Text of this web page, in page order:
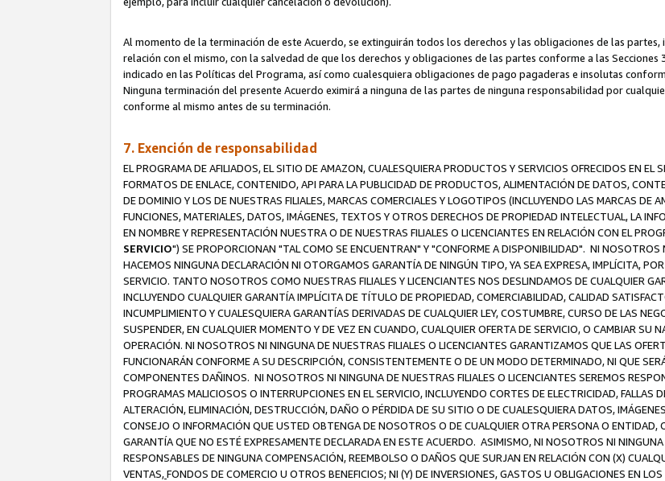
Al momento de la terminación de este Acuerdo, se extinguirán todos los derechos y las obligaciones de las
relación con el mismo, con la salvedad de que los derechos y obligaciones de las partes conforme a las
indicado en las Políticas del Programa, así como cualesquiera obligaciones de pago pagaderas e insolutas
Ninguna terminación del presente Acuerdo eximirá a ninguna de las partes de ninguna responsabilidad por
conforme al mismo antes de su terminación.
7. Exención de responsabilidad
EL PROGRAMA DE AFILIADOS, EL SITIO DE AMAZON, CUALESQUIERA PRODUCTOS Y SERVICIOS OFRECIDOS EN EL
FORMATOS DE ENLACE, CONTENIDO, API PARA LA PUBLICIDAD DE PRODUCTOS, ALIMENTACIÓN DE DATOS,
DE DOMINIO Y LOS DE NUESTRAS FILIALES, MARCAS COMERCIALES Y LOGOTIPOS (INCLUYENDO LAS MARCAS DE
FUNCIONES, MATERIALES, DATOS, IMÁGENES, TEXTOS Y OTROS DERECHOS DE PROPIEDAD INTELECTUAL, LA
EN NOMBRE Y REPRESENTACIÓN NUESTRA O DE NUESTRAS FILIALES O LICENCIANTES EN RELACIÓN CON EL
SERVICIO") SE PROPORCIONAN "TAL COMO SE ENCUENTRAN" Y "CONFORME A DISPONIBILIDAD". NI NOSOTROS
HACEMOS NINGUNA DECLARACIÓN NI OTORGAMOS GARANTÍA DE NINGÚN TIPO, YA SEA EXPRESA, IMPLÍCITA,
SERVICIO. TANTO NOSOTROS COMO NUESTRAS FILIALES Y LICENCIANTES NOS DESLINDAMOS DE CUALQUIER
INCLUYENDO CUALQUIER GARANTÍA IMPLÍCITA DE TÍTULO DE PROPIEDAD, COMERCIABILIDAD, CALIDAD
INCUMPLIMIENTO Y CUALESQUIERA GARANTÍAS DERIVADAS DE CUALQUIER LEY, COSTUMBRE, CURSO DE LAS
SUSPENDER, EN CUALQUIER MOMENTO Y DE VEZ EN CUANDO, CUALQUIER OFERTA DE SERVICIO, O CAMBIAR SU
OPERACIÓN. NI NOSOTROS NI NINGUNA DE NUESTRAS FILIALES O LICENCIANTES GARANTIZAMOS QUE LAS
FUNCIONARÁN CONFORME A SU DESCRIPCIÓN, CONSISTENTEMENTE O DE UN MODO DETERMINADO, NI QUE
COMPONENTES DAÑINOS. NI NOSOTROS NI NINGUNA DE NUESTRAS FILIALES O LICENCIANTES SEREMOS
PROGRAMAS MALICIOSOS O INTERRUPCIONES EN EL SERVICIO, INCLUYENDO CORTES DE ELECTRICIDAD,
ALTERACIÓN, ELIMINACIÓN, DESTRUCCIÓN, DAÑO O PÉRDIDA DE SU SITIO O DE CUALESQUIERA DATOS,
CONSEJO O INFORMACIÓN QUE USTED OBTENGA DE NOSOTROS O DE CUALQUIER OTRA PERSONA O ENTIDAD,
GARANTÍA QUE NO ESTÉ EXPRESAMENTE DECLARADA EN ESTE ACUERDO. ASIMISMO, NI NOSOTROS NI
RESPONSABLES DE NINGUNA COMPENSACIÓN, REEMBOLSO O DAÑOS QUE SURJAN EN RELACIÓN CON (X)
VENTAS,FONDOS DE COMERCIO U OTROS BENEFICIOS; NI (Y) DE INVERSIONES, GASTOS U OBLIGACIONES EN